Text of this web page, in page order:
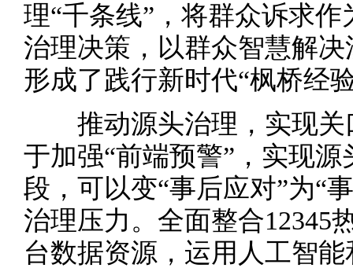
理“千条线”，将群众诉求
治理决策，以群众智慧解
形成了践行新时代“枫桥经
推动源头治理，实现
于加强“前端预警”，实现
段，可以变“事后应对”为“
治理压力。全面整合12345
台数据资源，运用人工智